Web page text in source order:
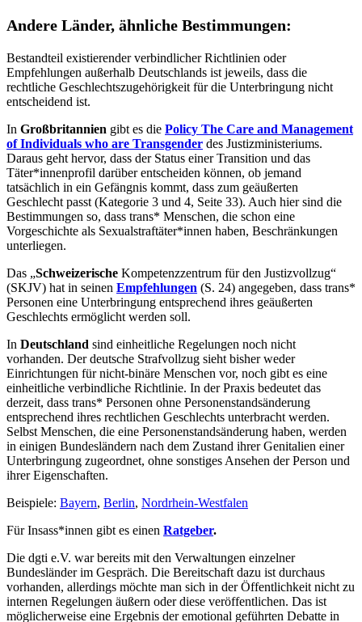
Andere Länder, ähnliche Bestimmungen:
Bestandteil existierender verbindlicher Richtlinien oder
Empfehlungen außerhalb Deutschlands ist jeweils, dass die
rechtliche Geschlechtszugehörigkeit für die Unterbringung nicht
entscheidend ist.
In Großbritannien gibt es die Policy The Care and Management
of Individuals who are Transgender des Justizministeriums.
Daraus geht hervor, dass der Status einer Transition und das
Täter*innenprofil darüber entscheiden können, ob jemand
tatsächlich in ein Gefängnis kommt, dass zum geäußerten
Geschlecht passt (Kategorie 3 und 4, Seite 33). Auch hier sind die
Bestimmungen so, dass trans* Menschen, die schon eine
Vorgeschichte als Sexualstraftäter*innen haben, Beschränkungen
unterliegen.
Das „Schweizerische Kompetenzzentrum für den Justizvollzug“
(SKJV) hat in seinen Empfehlungen (S. 24) angegeben, dass trans*
Personen eine Unterbringung entsprechend ihres geäußerten
Geschlechts ermöglicht werden soll.
In Deutschland sind einheitliche Regelungen noch nicht
vorhanden. Der deutsche Strafvollzug sieht bisher weder
Einrichtungen für nicht-binäre Menschen vor, noch gibt es eine
einheitliche verbindliche Richtlinie. In der Praxis bedeutet das
derzeit, dass trans* Personen ohne Personenstandsänderung
entsprechend ihres rechtlichen Geschlechts unterbracht werden.
Selbst Menschen, die eine Personenstandsänderung haben, werden
in einigen Bundesländern nach dem Zustand ihrer Genitalien einer
Unterbringung zugeordnet, ohne sonstiges Ansehen der Person und
ihrer Eigenschaften.
Beispiele: Bayern, Berlin, Nordrhein-Westfalen
Für Insass*innen gibt es einen Ratgeber.
Die dgti e.V. war bereits mit den Verwaltungen einzelner
Bundesländer im Gespräch. Die Bereitschaft dazu ist durchaus
vorhanden, allerdings möchte man sich in der Öffentlichkeit nicht zu
internen Regelungen äußern oder diese veröffentlichen. Das ist
möglicherweise eine Ergebnis der emotional geführten Debatte in